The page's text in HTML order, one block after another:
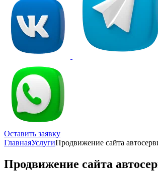
Оставить заявку
ГлавнаяУслугиПродвижение сайта
Продвижение сайта